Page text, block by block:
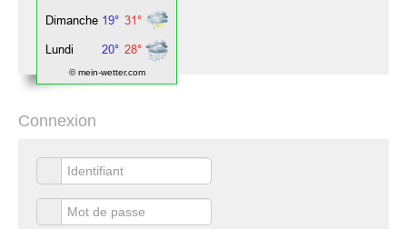
© mein-wetter.com
Connexion